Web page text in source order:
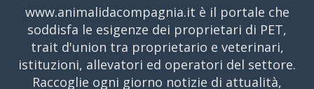
www.animalidacompagnia.it è il portale che
soddisfa le esigenze dei proprietari di PET,
trait d'union tra proprietario e veterinari,
istituzioni, allevatori ed operatori del settore.
Raccoglie ogni giorno notizie di attualità,